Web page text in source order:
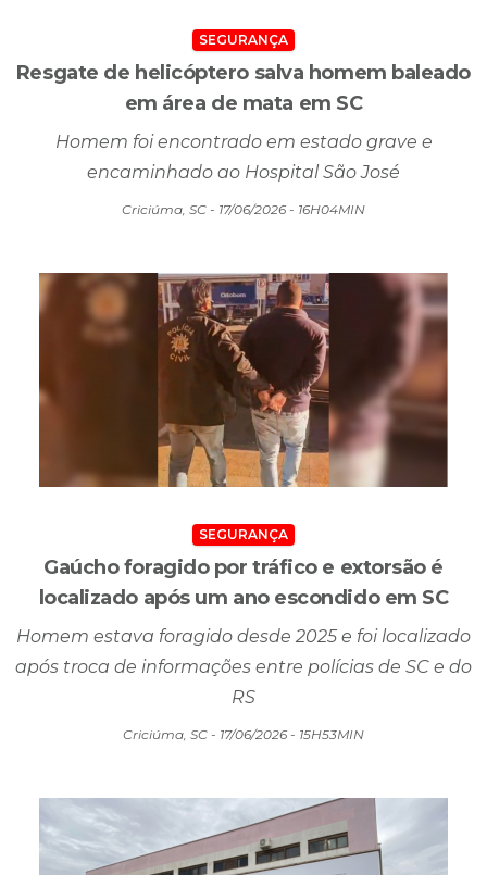
SEGURANÇA
Resgate de helicóptero salva homem baleado
em área de mata em SC
Homem foi encontrado em estado grave e
encaminhado ao Hospital São José
Criciúma, SC - 17/06/2026 - 16H04MIN
SEGURANÇA
Gaúcho foragido por tráfico e extorsão é
localizado após um ano escondido em SC
Homem estava foragido desde 2025 e foi localizado
após troca de informações entre polícias de SC e do
RS
Criciúma, SC - 17/06/2026 - 15H53MIN